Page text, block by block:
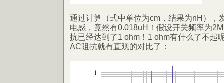
通过计算（式中单位为cm，结果为nH），
电感，竟然有0.018uH！假设开关频率为
抗已经达到了1 ohm！1 ohm有什么了不起
AC阻抗就有直观的对比了：